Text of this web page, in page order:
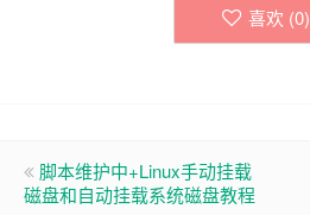
喜欢 (0)
脚本维护中+Linux手动挂载
磁盘和自动挂载系统磁盘教程